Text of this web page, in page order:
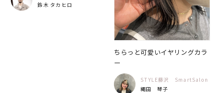
鈴木 タカヒロ
ちらっと可愛いイヤリングカラ
ー
STYLE藤沢 SmartSalon
縄田 琴子